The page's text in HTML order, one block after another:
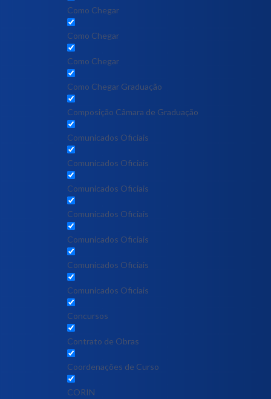
Como Chegar
Como Chegar
Como Chegar
Como Chegar Graduação
Composição Câmara de Graduação
Comunicados Oficiais
Comunicados Oficiais
Comunicados Oficiais
Comunicados Oficiais
Comunicados Oficiais
Comunicados Oficiais
Comunicados Oficiais
Concursos
Contrato de Obras
Coordenações de Curso
CORIN